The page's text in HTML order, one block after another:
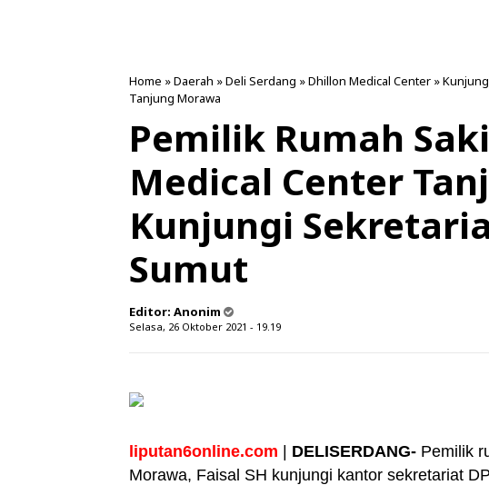
Home »Daerah »Deli Serdang »Dhillon Medical Center »
Tanjung Morawa
Pemilik Rumah
Medical Center
Kunjungi
Sumut
Editor: Anonim
Selasa, 26 Oktober 2021 - 19.19
liputan6online.com DELISERDANG- Pemilik
Morawa, Faisal SH kunjungi kantor sekretariat